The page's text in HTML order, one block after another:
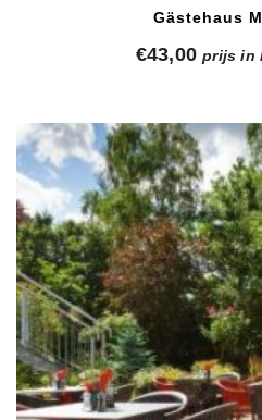
Gästehaus
€43,00 prijs in